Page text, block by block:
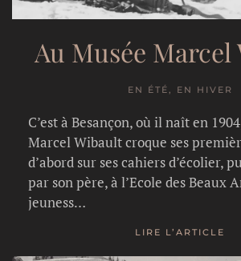
Au Musée
EN ÉTÉ, EN HIVER
C’est à Besançon, où il naît en
Marcel Wibault croque ses
d’abord sur ses cahiers d’écolier,
par son père, à l’Ecole des Beaux
jeuness…
LIRE L’ARTICLE